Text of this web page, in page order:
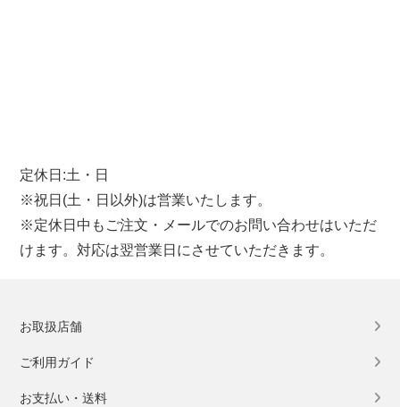
定休日:土・日
※祝日(土・日以外)は営業いたします。
※定休日中もご注文・メールでのお問い合わせはいただ
けます。対応は翌営業日にさせていただきます。
お取扱店舗
ご利用ガイド
お支払い・送料